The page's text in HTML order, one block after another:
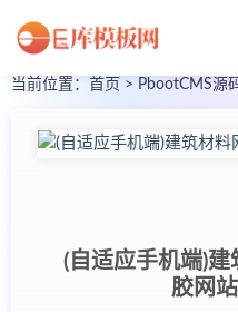
当前位置： 首页 > PbootCMS源
(自适应手机端)
胶网